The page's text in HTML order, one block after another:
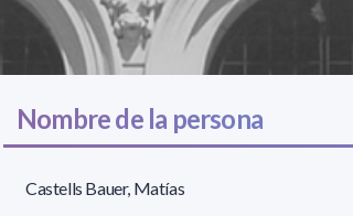
Nombre de la persona
Castells Bauer, Matías